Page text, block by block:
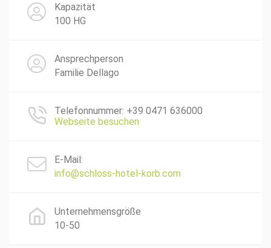
Kapazität
100 HG
Ansprechperson
Familie Dellago
Telefonnummer: +39 0471 636000
Webseite besuchen
E-Mail:
info@schloss-hotel-korb.com
Unternehmensgröße
10-50